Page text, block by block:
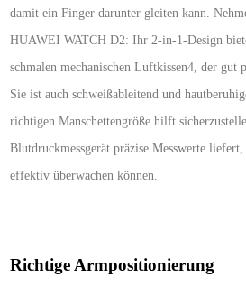
damit ein Finger darunter gleiten kann.
HUAWEI WATCH D2: Ihr 2-in-1-Design
schmalen mechanischen Luftkissen4, der gut
Sie ist auch schweißableitend und
richtigen Manschettengröße hilft
Blutdruckmessgerät präzise Messwerte
effektiv überwachen können.
Richtige Armpositionierung